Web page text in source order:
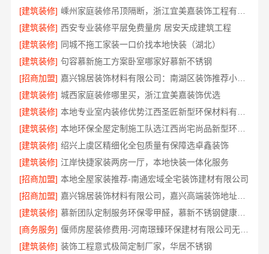
[建筑装修]
[建筑装修] 西安专业装修平层免费量房 居安天成建筑工程
[建筑装修] 同城不拖工家装一口价找本地快装（湖北）
[建筑装修] 句容慕新施工方案卧室哪家好慕新不锈钢
[招商加盟]
嘉兴锦居装饰材料有限公司：南湖区装饰推荐小户型
[建筑装修] 城西家庭装修哪里买，浙江宜美嘉装饰优选
[建筑装修]
[建筑装修]
本地环保全屋定制施工队选江西尚宅尚品新型环保材料有限公司
[建筑装修] 绍兴上虞区精细化全包质量有保障选卓鑫装饰
[建筑装修] 江岸快捷家装两房一厅，本地快装一体化服务
[招商加盟] 本地全屋家装推荐-南通宏域全宅装饰建材有限公司
[招商加盟]
嘉兴锦居装饰材料有限公司，嘉兴高端装饰地址查询
[建筑装修]
慕新团队定制服务环保零甲醛，慕新不锈钢健康居家首选
[商务服务]
偃师房屋装修费用-河南璟臻环保建材有限公司无隐形消费
[建筑装修] 装饰工程意式极简定制厂家，华居不锈钢